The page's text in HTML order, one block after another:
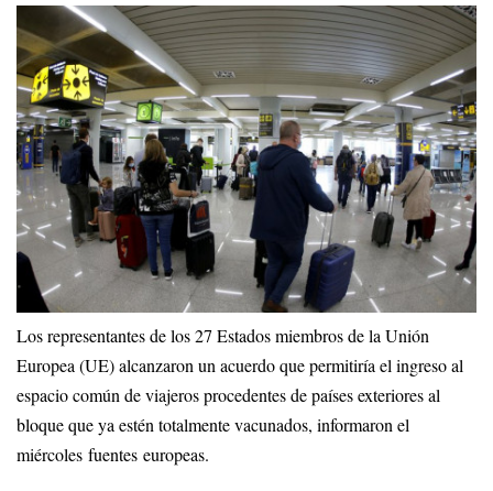
Los representantes de los 27 Estados miembros de la Unión
Europea (UE) alcanzaron un acuerdo que permitiría el ingreso al
espacio común de viajeros procedentes de países exteriores al
bloque que ya estén totalmente vacunados, informaron el
miércoles fuentes europeas.